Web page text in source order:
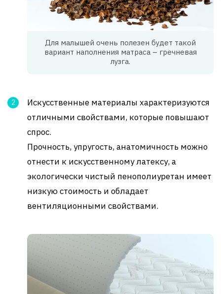
Для малышей очень полезен будет такой
вариант наполнения матраса – гречневая
лузга.
Искусственные материалы характеризуются
отличными свойствами, которые повышают
спрос.
Прочность, упругость, анатомичность можно
отнести к искусственному латексу, а
экологически чистый пенополиуретан имеет
низкую стоимость и обладает
вентиляционными свойствами.